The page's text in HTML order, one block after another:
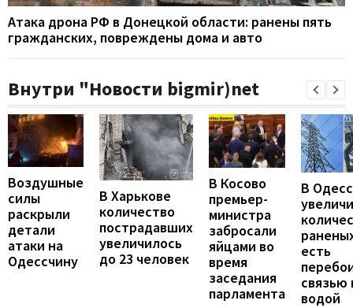
Атака дрона РФ в Донецкой области: ранены пять
гражданских, повреждены дома и авто
Внутри "Новости bigmir)net
Воздушные
силы
раскрыли
детали
атаки на
Одессчину
В Харькове
количество
пострадавших
увеличилось
до 23 человек
В Косово
премьер-
министра
забросали
яйцами во
время
заседания
парламента
В
есть
связью
водой